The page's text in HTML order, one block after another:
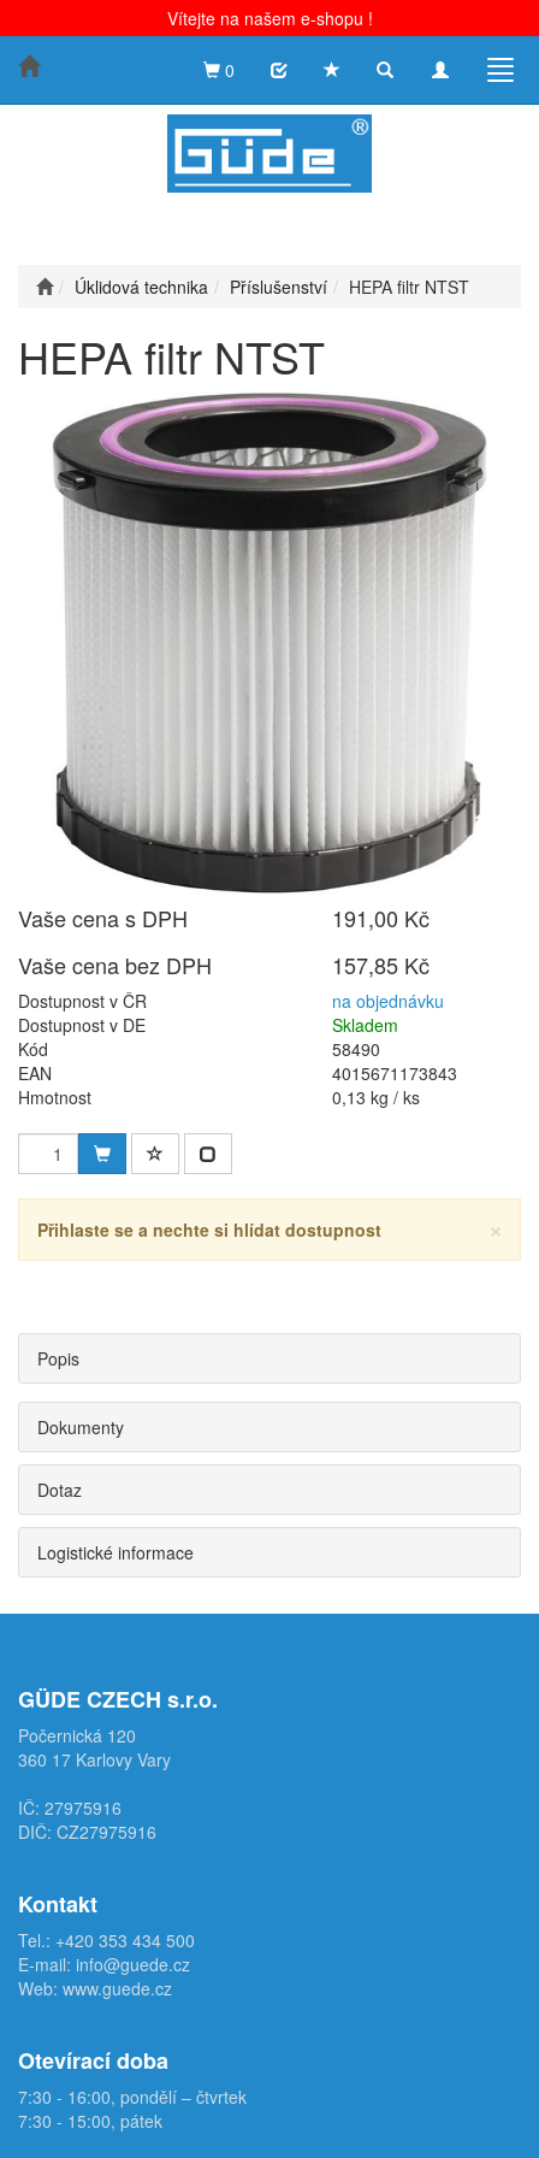
Vítejte na našem e-shopu !
Toggle
Toggle
0
Úklidová technika Příslušenství HEPA filtr NTST
HEPA filtr NTST
Vaše cena s DPH
191,00 Kč
Vaše cena bez DPH
157,85 Kč
Dostupnost v ČR
na objednávku
Dostupnost v DE
Skladem
Kód
58490
EAN
4015671173843
Hmotnost
0,13 kg / ks
×
Přihlaste se a nechte si hlídat dostupnost
Popis
Dokumenty
Dotaz
Logistické informace
GÜDE CZECH s.r.o.
Počernická 120
360 17 Karlovy Vary
IČ: 27975916
DIČ: CZ27975916
Kontakt
Tel.: +420 353 434 500
E-mail: info@guede.cz
Web: www.guede.cz
Otevírací doba
7:30 - 16:00, pondělí – čtvrtek
7:30 - 15:00, pátek